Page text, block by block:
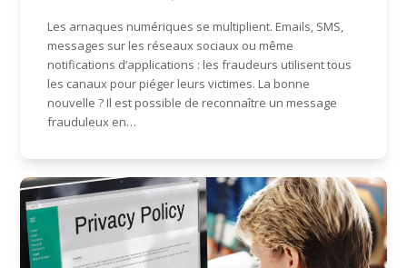
Les arnaques numériques se multiplient. Emails, SMS,
messages sur les réseaux sociaux ou même
notifications d’applications : les fraudeurs utilisent tous
les canaux pour piéger leurs victimes. La bonne
nouvelle ? Il est possible de reconnaître un message
frauduleux en…